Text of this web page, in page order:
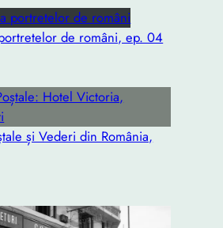
de români, ep. 04
și Vederi din România,